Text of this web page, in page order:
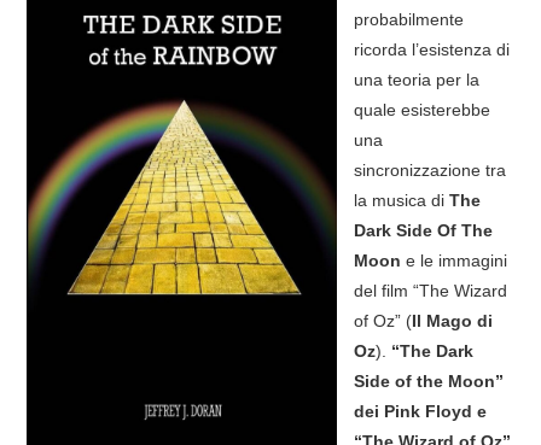
DELL’ALBA
COVER & TRIBUTI
EVENTI
DISCOGRAFIA
probabilmente
ricorda l’esistenza di
una teoria per la
quale esisterebbe
una
sincronizzazione tra
la musica diThe
Dark Side Of The
Moon e le immagini
del film “The Wizard
of Oz” (Il Mago di
Oz). “The Dark
Side of the Moon”
dei Pink Floyd e